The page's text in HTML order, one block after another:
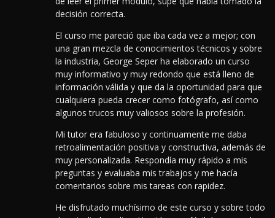
decisión correcta.
El curso me pareció que iba cada vez a mejor; con
una gran mezcla de conocimientos técnicos y sobre
la industria, George Seper ha elaborado un curso
muy informativo y muy redondo que está lleno de
información válida y que da la oportunidad para que
cualquiera pueda crecer como fotógrafo, así como
algunos trucos muy valiosos sobre la profesión.
Mi tutor era fabuloso y continuamente me daba
retroalimentación positiva y constructiva, además de
muy personalizada. Respondía muy rápido a mis
preguntas y evaluaba mis trabajos y me hacía
comentarios sobre mis tareas con rapidez.
He disfrutado muchísimo de este curso y sobre todo